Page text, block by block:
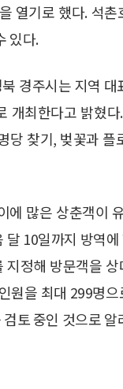
열기로 했다. 석
있다.
경주시는 지역
개최한다고 밝혔
당 찾기, 벚꽃과
에 많은 상춘객이
10일까지 방역
정해 방문객을
원을 최대 299명
토 중인 것으로 알